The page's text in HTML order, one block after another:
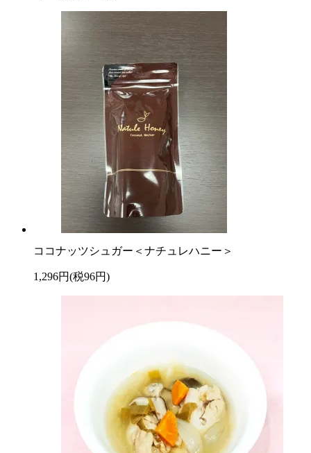
ココナッツシュガー＜ナチュレハニー＞
1,296円(税96円)